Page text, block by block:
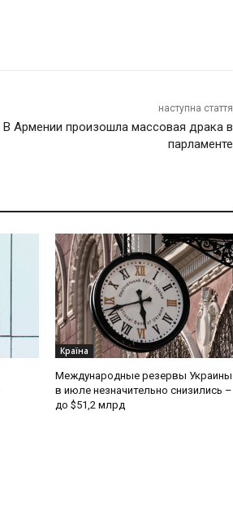
наступна стаття
В Армении произошла массовая драка в
парламенте
Країна
Международные резервы Украины
в июле незначительно снизились –
до $51,2 млрд